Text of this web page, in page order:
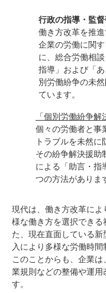
行政の指導・監督
働き方改革を推
企業の労働に関
に、総合労働相
指導」および「
別労働紛争の未
ています。
「個別労働紛争解
個々の労働者と事
トラブルを未然
その紛争解決援助
による「助言・指
つの方法がありま
現代は、働き方改革に
様な働き方を選択できる
た、現在直面している
入により多様な労働時間
このことからも、企業
業規則などの整備や運用
す。